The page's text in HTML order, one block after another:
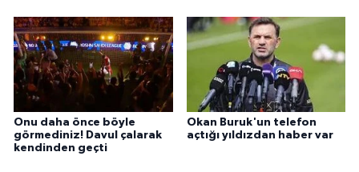
Onu daha önce böyle
görmediniz! Davul çalarak
kendinden geçti
Okan Buruk'un telefon
açtığı yıldızdan haber var